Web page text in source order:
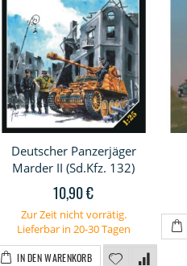
Deutscher Panzerjäger
Marder II (Sd.Kfz. 132)
10,90 €
Zur Zeit nicht vorrätig.
Lieferbar in 20-30 Tagen
IN DEN WARENKORB